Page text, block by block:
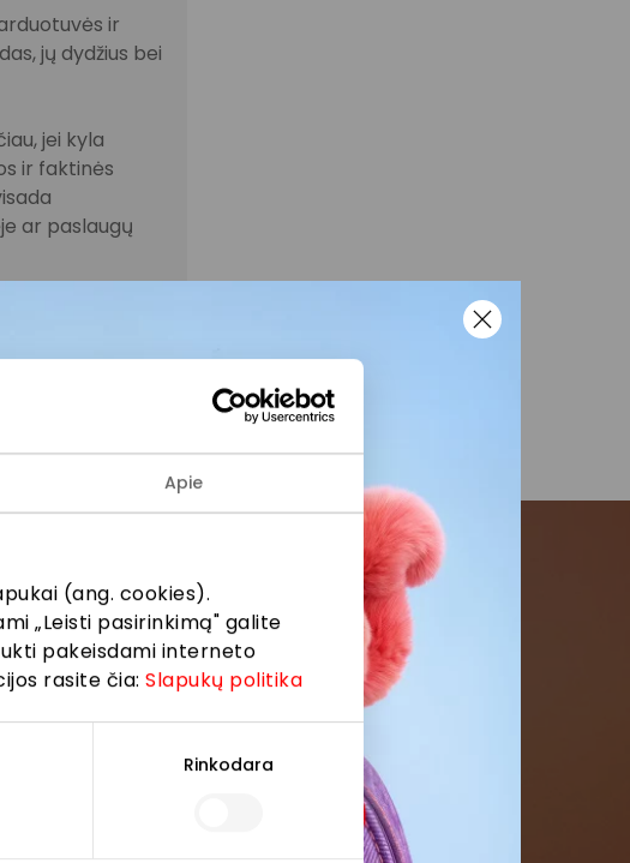
Apie
(ang. cookies).
„Leisti pasirinkimą" galite
pakeisdami interneto
rasite čia:Slapukų politika
Rinkodara
ir
jų dydžius bei
jei kyla
ir faktinės
ar paslaugų
informaciją iš